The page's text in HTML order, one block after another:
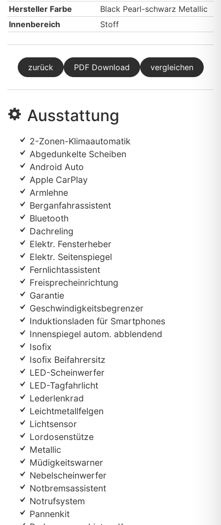
Hersteller Farbe
Black Pearl-schwarz Metallic
Innenbereich
Stoff
zurück PDF Download vergleichen
Ausstattung
2-Zonen-Klimaautomatik
Abgedunkelte Scheiben
Android Auto
Apple CarPlay
Armlehne
Berganfahrassistent
Bluetooth
Dachreling
Elektr. Fensterheber
Elektr. Seitenspiegel
Fernlichtassistent
Freisprecheinrichtung
Garantie
Geschwindigkeitsbegrenzer
Induktionsladen für Smartphones
Innenspiegel autom. abblendend
Isofix
Isofix Beifahrersitz
LED-Scheinwerfer
LED-Tagfahrlicht
Lederlenkrad
Leichtmetallfelgen
Lichtsensor
Lordosenstütze
Metallic
Müdigkeitswarner
Nebelscheinwerfer
Notbremsassistent
Notrufsystem
Pannenkit